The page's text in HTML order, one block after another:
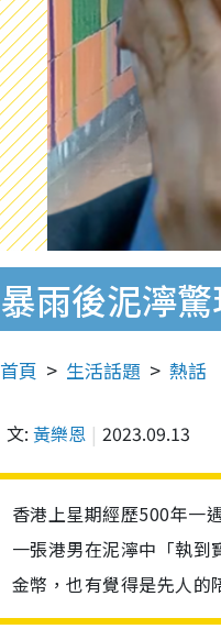
暴雨後泥濘
首頁 生活話題 熱話
文: 黃樂恩 2023.09.13
香港上星期經歷500年一
一張港男在泥濘中「執
金幣，也有覺得是先人的